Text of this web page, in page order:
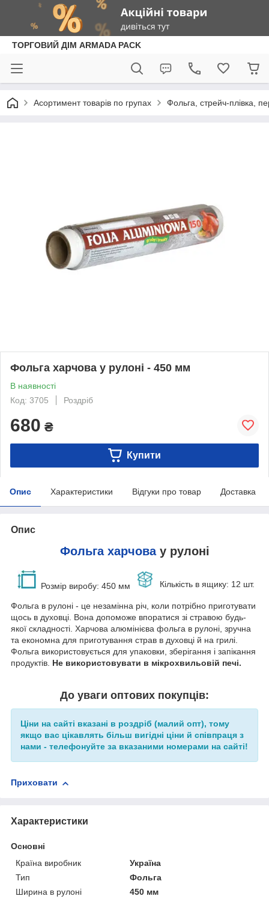
ТОРГОВИЙ ДІМ ARMADA PACK
Асортимент товарів по групах Фольга, стрейч-плівка,
Фольга харчова у рулоні - 450 мм
В наявності
Код: 3705
Роздріб
680 ₴
Купити
Опис Характеристики Відгуки про товар Доставка
Опис
Фольга харчовау рулоні
Розмір виробу: 450 мм Кількість в ящику: 12 шт.
Фольга в рулоні - це незамінна річ, коли потрібно приготувати
щось в духовці. Вона допоможе впоратися зі стравою будь-
якої складності. Харчова алюмінієва фольга в рулоні, зручна
та економна для приготування страв в духовці й на грилі.
Фольга використовується для упаковки, зберігання і запікання
продуктів. Не використовувати в мікрохвильовій печі.
До уваги оптових покупців:
Ціни на сайті вказані в роздріб (малий опт), тому
якщо вас цікавлять більш вигідні ціни й співпраця з
нами - телефонуйте за вказаними номерами на сайті!
Приховати
Характеристики
Основні
Країна виробник
Україна
Тип
Фольга
Ширина в рулоні
450 мм